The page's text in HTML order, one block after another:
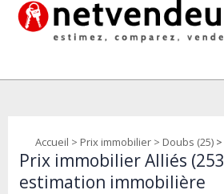
Accueil > Prix immobilier > Doubs (25)
Prix immobilier Alliés
estimation immobilière